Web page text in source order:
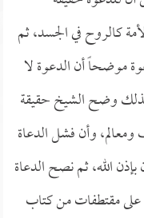
كالروح في الجسد، ثم
موضحاً أن الدعوة لا
وضح الشيخ حقيقة
وأن فشل الدعاة
الله، ثم نصح الدعاة
على مقتطفات من كتاب